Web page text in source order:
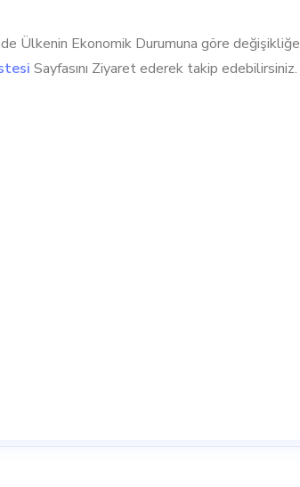
Ülkenin Ekonomik Durumuna göre değişikliğe
Sayfasını Ziyaret ederek takip edebilirsiniz.